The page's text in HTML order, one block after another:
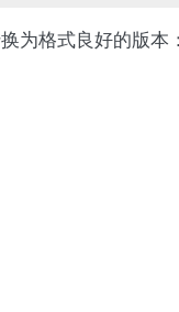
为格式良好的版本